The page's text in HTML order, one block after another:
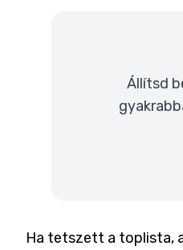
Állítsd
Ha tetszett a toplista,